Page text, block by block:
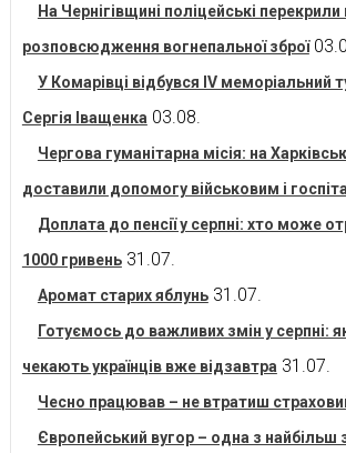
На Чернігівщині поліцейські перекрили
розповсюдження вогнепальної зброї
У Комарівці відбувся IV меморіальний
Сергія Іващенка 03.08.
Чергова гуманітарна місія: на
доставили допомогу військовим і
Доплата до пенсії у серпні: хто може
1000 гривень 31.07.
Аромат старих яблунь 31.07.
Готуємось до важливих змін у серпні:
чекають українців вже відзавтра 31.07.
Чесно працював – не втратиш
Європейський вугор – одна з найбільш